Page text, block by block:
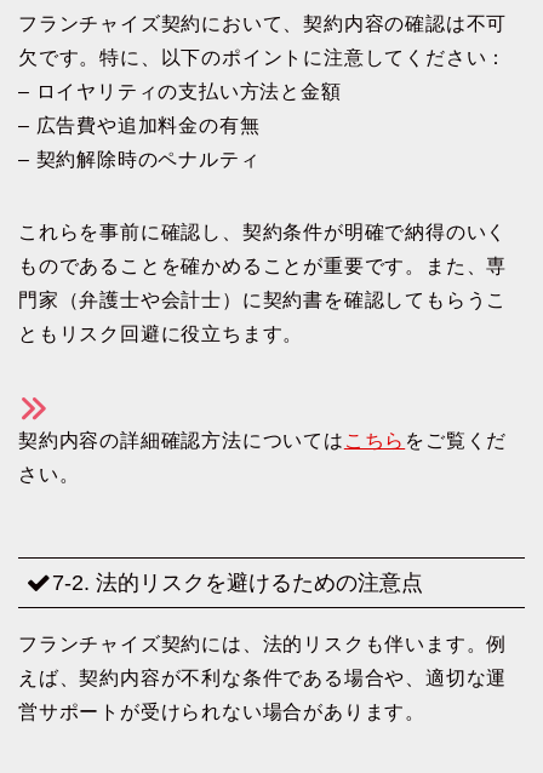
フランチャイズ契約において、契約内容の確認は不可
欠です。特に、以下のポイントに注意してください：
– ロイヤリティの支払い方法と金額
– 広告費や追加料金の有無
– 契約解除時のペナルティ
これらを事前に確認し、契約条件が明確で納得のいく
ものであることを確かめることが重要です。また、専
門家（弁護士や会計士）に契約書を確認してもらうこ
ともリスク回避に役立ちます。
契約内容の詳細確認方法については こちら をご覧くだ
さい。
7-2. 法的リスクを避けるための注意点
フランチャイズ契約には、法的リスクも伴います。例
えば、契約内容が不利な条件である場合や、適切な運
営サポートが受けられない場合があります。